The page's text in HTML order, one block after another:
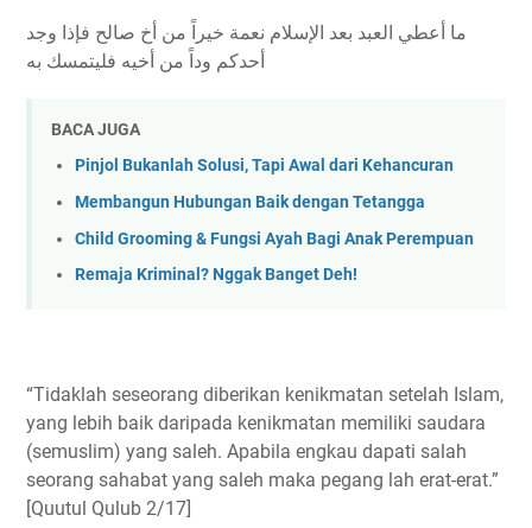
ما أعطي العبد بعد الإسلام نعمة خيراً من أخ صالح فإذا وجد
BACA JUGA
Pinjol Bukanlah Solusi, Tapi Awal dari Kehancuran
Membangun Hubungan Baik dengan Tetangga
Child Grooming & Fungsi Ayah Bagi Anak Perempuan
Remaja Kriminal? Nggak Banget Deh!
“Tidaklah seseorang diberikan kenikmatan setelah Islam,
yang lebih baik daripada kenikmatan memiliki saudara
(semuslim) yang saleh. Apabila engkau dapati salah
seorang sahabat yang saleh maka pegang lah erat-erat.”
[Quutul Qulub 2/17]